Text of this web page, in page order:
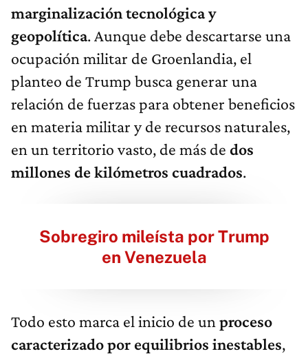
marginalización tecnológica y
geopolítica. Aunque debe descartarse una
ocupación militar de Groenlandia, el
planteo de Trump busca generar una
relación de fuerzas para obtener beneficios
en materia militar y de recursos naturales,
en un territorio vasto, de más de dos
millones de kilómetros cuadrados.
Sobregiro mileísta por Trump
en Venezuela
Todo esto marca el inicio de un proceso
caracterizado por equilibrios inestables,